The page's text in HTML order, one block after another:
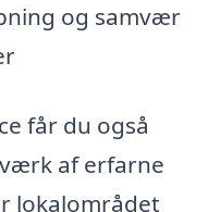
og samvær
får du også
af erfarne
lokalområdet